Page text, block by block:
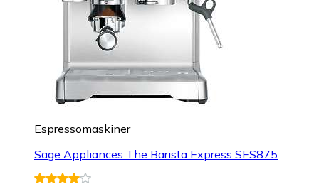
Espressomaskiner
Sage Appliances The Barista Express SES875